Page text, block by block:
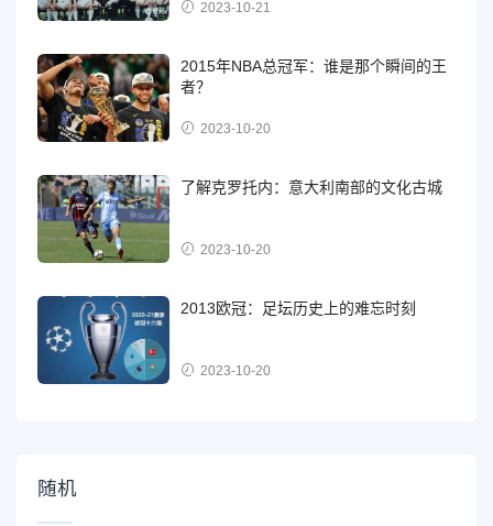
2023-10-21
2015年NBA总冠军：谁是那个瞬间的王
者？
2023-10-20
了解克罗托内：意大利南部的文化古城
2023-10-20
2013欧冠：足坛历史上的难忘时刻
2023-10-20
随机